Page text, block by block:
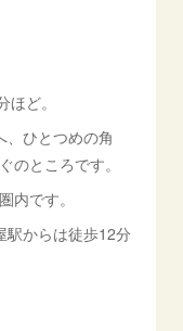
ど。
、ひとつめの角
のところです。
内です。
駅からは徒歩12分